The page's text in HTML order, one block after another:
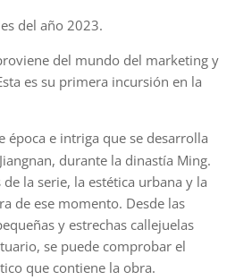
del año 2023.
del mundo del marketing y
es su primera incursión en la
época e intriga que se desarrolla
durante la dinastía Ming.
de la serie, la estética urbana y la
de ese momento. Desde las
y estrechas callejuelas
se puede comprobar el
que contiene la obra.